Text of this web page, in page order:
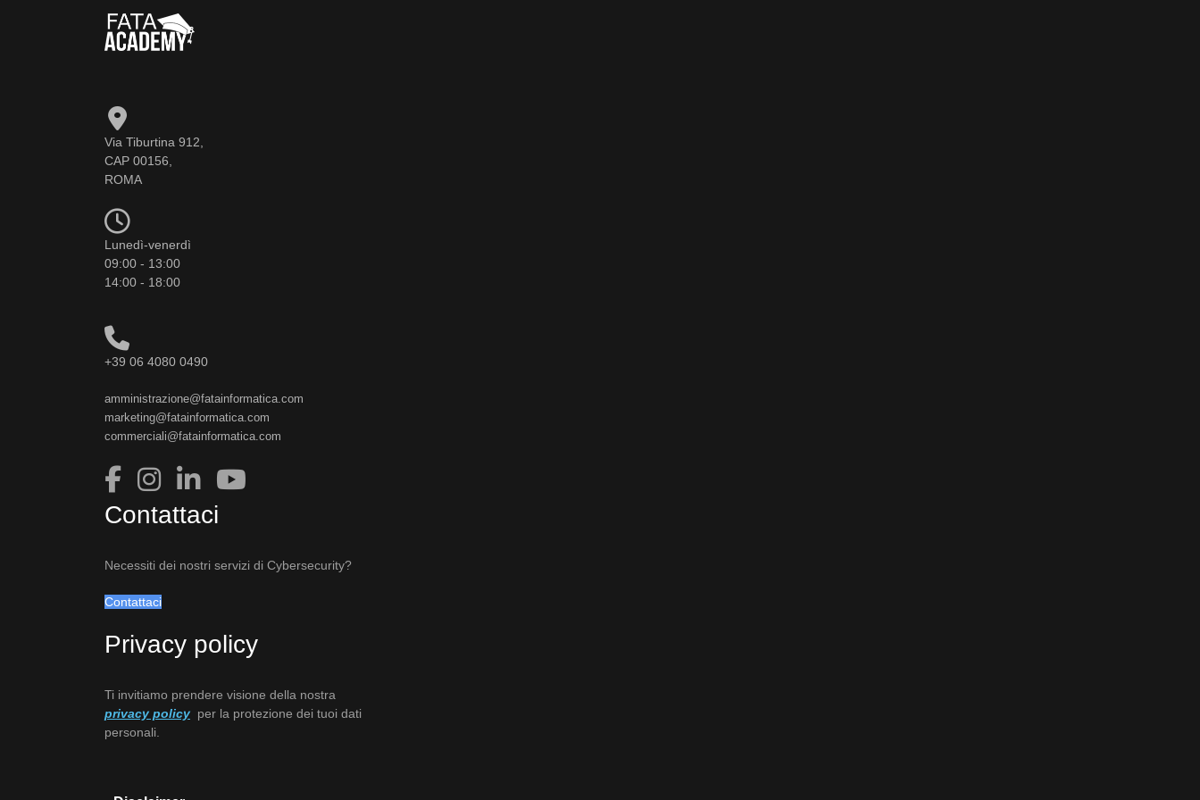
Via Tiburtina 912,
CAP 00156,
ROMA
Lunedì-venerdì
09:00 - 13:00
14:00 - 18:00
+39 06 4080 0490
amministrazione@fatainformatica.com
marketing@fatainformatica.com
commerciali@fatainformatica.com
Contattaci
Necessiti dei nostri servizi di Cybersecurity?
Contattaci
Privacy policy
Ti invitiamo prendere visione della nostra
privacy policy per la protezione dei tuoi dati
personali.